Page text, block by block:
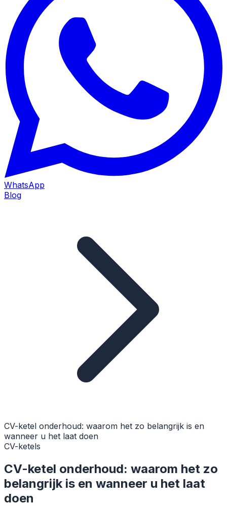
WhatsApp
Blog
CV-ketel onderhoud: waarom het zo belangrijk is en
wanneer u het laat doen
CV-ketels
CV-ketel onderhoud: waarom het zo
belangrijk is en wanneer u het laat
doen